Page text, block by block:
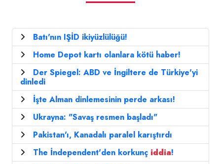
Batı'nın IŞİD ikiyüzlülüğü!
Home Depot kartı olanlara kötü haber!
Der Spiegel: ABD ve İngiltere de Türkiye'yi
dinledi
İşte Alman dinlemesinin perde arkası!
Ukrayna: "Savaş resmen başladı"
Pakistan'ı, Kanadalı paralel karıştırdı
The İndependent'den korkunç iddia!